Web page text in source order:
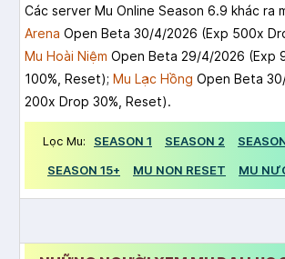
Các server Mu Online Season 6.9 khác ra
Arena Open Beta 30/4/2026 (Exp 500x
Mu Hoài Niệm Open Beta 29/4/2026 (Exp
100%, Reset); Mu Lạc Hồng Open Beta
200x Drop 30%, Reset).
Lọc Mu: SEASON 1 SEASON 2
SEASON 15+
MU NON RESET MU